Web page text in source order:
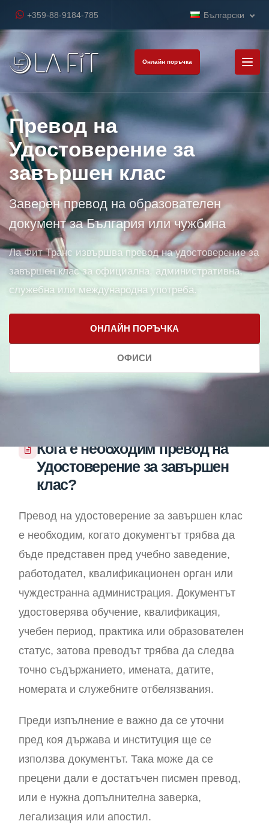
+359-88-9184-785 Български
Онлайн поръчка
Превод на
Удостоверение за
завършен клас
Заверен превод на образователен
документ за България или чужбина
Ла Фит Транс извършва превод на удостоверение за
завършен клас за официална, административна,
служебна или международна употреба.
ОНЛАЙН ПОРЪЧКА
ОФИСИ
Кога е необходим превод на
Удостоверение за завършен
клас?
Превод на удостоверение за завършен клас
е необходим, когато документът трябва да
бъде представен пред учебно заведение,
работодател, квалификационен орган или
чуждестранна администрация. Документът
удостоверява обучение, квалификация,
учебен период, практика или образователен
статус, затова преводът трябва да следва
точно съдържанието, имената, датите,
номерата и служебните отбелязвания.
Преди изпълнение е важно да се уточни
пред коя държава и институция ще се
използва документът. Така може да се
прецени дали е достатъчен писмен превод,
или е нужна допълнителна заверка,
легализация или апостил.